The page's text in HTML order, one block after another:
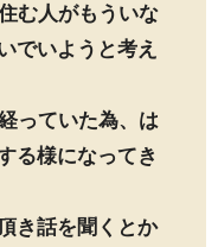
む人がもういな
でいようと考え
っていた為、は
る様になってき
き話を聞くとか